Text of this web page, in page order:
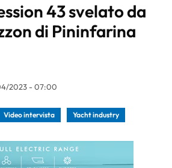
43 svelato da
di Pininfarina
2023 - 07:00
Video intervista Yacht industry